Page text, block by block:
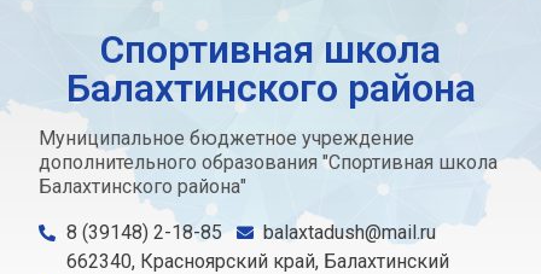
Спортивная школа
Балахтинского района
Муниципальное бюджетное учреждение
дополнительного образования "Спортивная школа
Балахтинского района"
8 (39148) 2-18-85
balaxtadush@mail.ru
662340, Красноярский край, Балахтинский